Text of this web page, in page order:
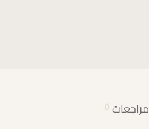
مراجعات0